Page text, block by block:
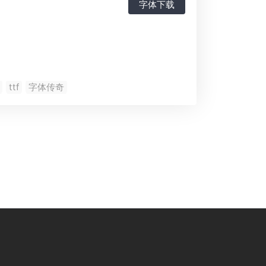
字体下载
ttf 字体传奇